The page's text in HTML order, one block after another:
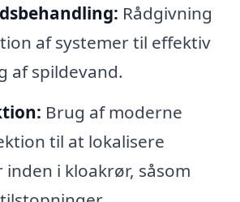
Rådgivning
af systemer til effektiv
af spildevand.
Brug af moderne
til at lokalisere
i kloakrør, såsom